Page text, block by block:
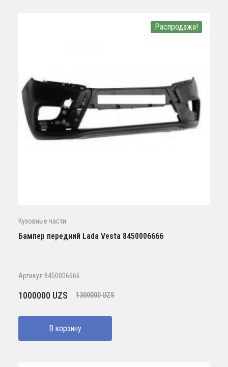
Распродажа!
Кузовные части
Бампер передний Lada Vesta 8450006666
Артикул:8450006666
1300000UZS
Первоначальная
составляла
1300000 UZS.
1000000 UZS
Текущая
1000000 UZS.
В корзину